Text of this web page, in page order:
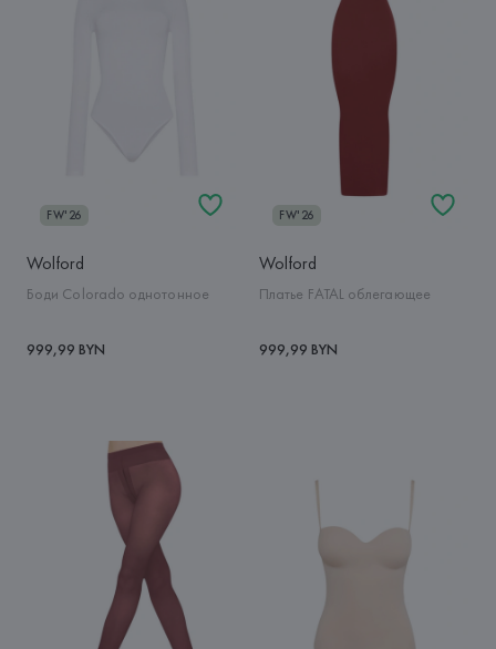
FW'26
Wolford
Боди Colorado однотонное
999,99 BYN
FW'26
Wolford
Платье FATAL облегающее
999,99 BYN